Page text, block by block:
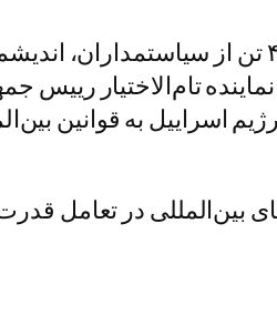
سیزدهمین اجلاس جهانی صلح در پکن با شرکت
تام‌الاختیار
به قوانین
در تعامل